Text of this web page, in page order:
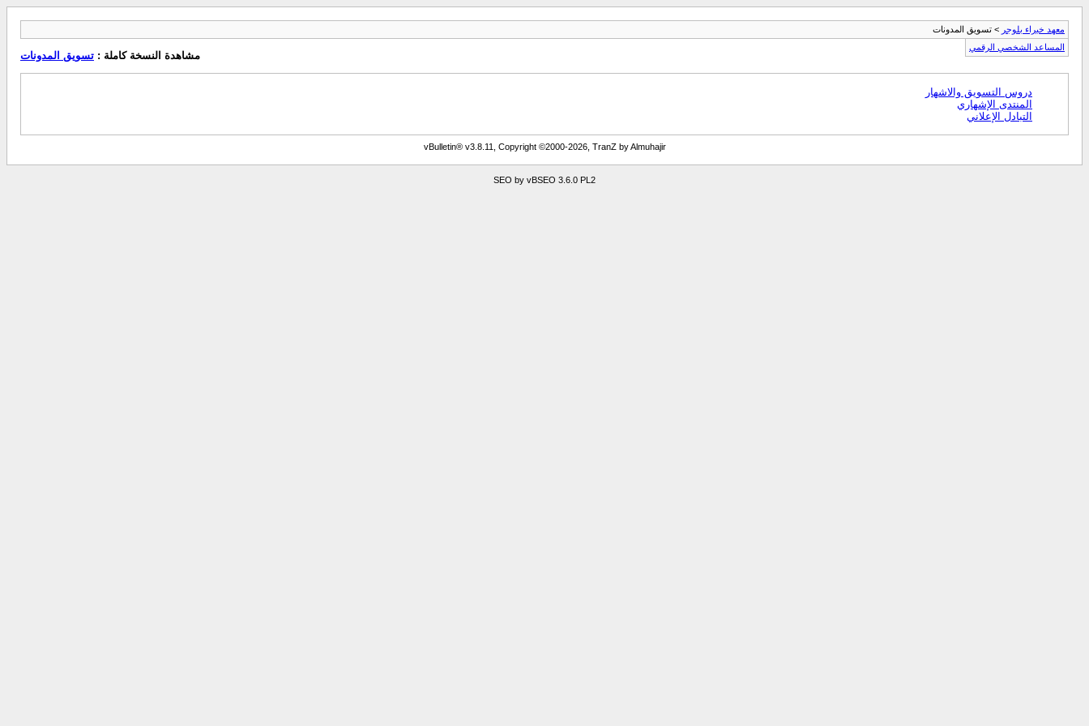
معهد خبراء بلوجر > تسويق المدونات
المساعد الشخصي الرقمي
مشاهدة النسخة كاملة : تسويق المدونات
دروس التسويق والاشهار
المنتدى الإشهاري
التبادل الإعلاني
vBulletin® v3.8.11, Copyright ©2000-2026, TranZ by Almuhajir
SEO by vBSEO 3.6.0 PL2